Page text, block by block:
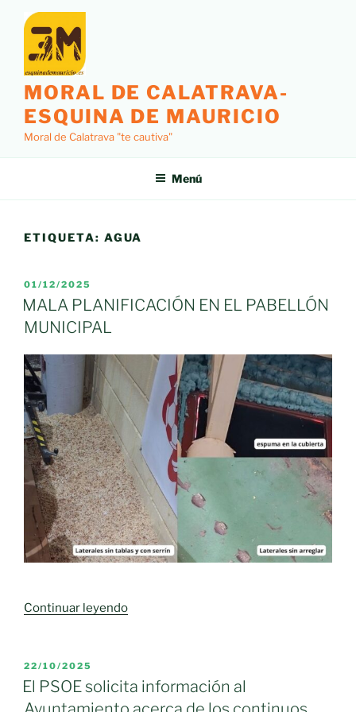
contenido
MORAL DE CALATRAVA-
ESQUINA DE MAURICIO
Moral de Calatrava "te cautiva"
Menú
ETIQUETA: AGUA
PUBLICADO
EL
01/12/2025
MALA PLANIFICACIÓN EN EL PABELLÓN
MUNICIPAL
Continuar leyendo«MALA
PABELLÓN
MUNICIPAL»
PUBLICADO
EL
22/10/2025
El PSOE solicita información al